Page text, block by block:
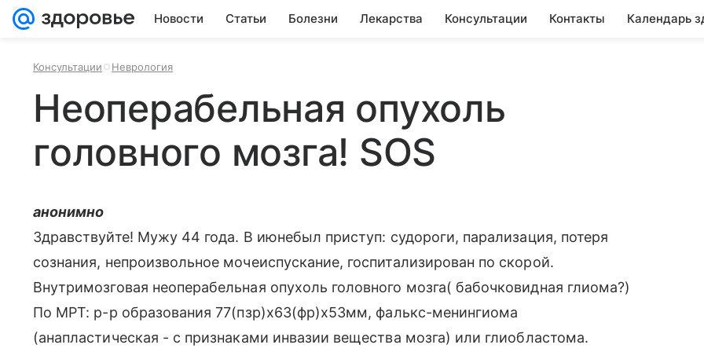
Новости Статьи Болезни Лекарства Консультации Контакты Календарь
Консультации Неврология
Неоперабельная опухоль
головного мозга! SOS
анонимно
Здравствуйте! Мужу 44 года. В июнебыл приступ: судороги, парализация, потеря
сознания, непроизвольное мочеиспускание, госпитализирован по скорой.
Внутримозговая неоперабельная опухоль головного мозга( бабочковидная глиома?)
По МРТ: р-р образования 77(пзр)х63(фр)х53мм, фалькс-менингиома
(анапластическая - с признаками инвазии вещества мозга) или глиобластома.